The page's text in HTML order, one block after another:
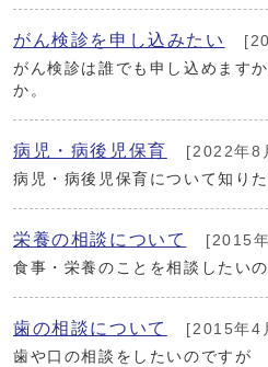
がん検診を申し込みたい
がん検診は誰でも申し込めます
か。
病児・病後児保育
[2022年8
病児・病後児保育について知り
栄養の相談について
[2015
食事・栄養のことを相談したい
歯の相談について
[2015年4
歯や口の相談をしたいのですが